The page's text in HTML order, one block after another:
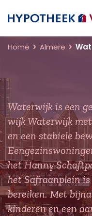
Terug naar home
Home Almere
Waterwijk is een
wijk Waterwijk
en een stabiele
het Hanny
het Safraanplein
bereiken. Met
kinderen en een